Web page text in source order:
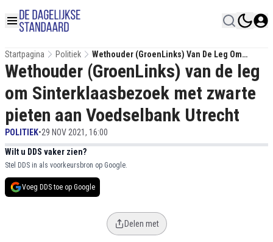
Startpagina Politiek
Wethouder (GroenLinks) Van De Leg Om
Sinterklaasbezoek Met Zwarte Pieten Aan
Voedselbank Utrecht
Wethouder (GroenLinks) van de leg
om Sinterklaasbezoek met zwarte
pieten aan Voedselbank Utrecht
POLITIEK•29 NOV 2021, 16:00
Wilt u DDS vaker zien?
Stel DDS in als voorkeursbron op Google.
Voeg DDS toe op Google
Delen met